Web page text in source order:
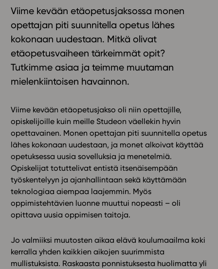
Suosittelut
Ohjevideot
Oppikirjailijat
Tiimi
Tietoa meistä
Eettiset periaatteet tekoälyn käyttöön
Tilaa uutiskirje
Ota yhteyttä
In English
Viime kevään etäopetusjaksossa monen
opettajan piti suunnitella opetus lähes
kokonaan uudestaan. Mitkä olivat
etäopetusvaiheen tärkeimmät opit?
Tutkimme asiaa ja teimme muutaman
mielenkiintoisen havainnon.
Viime kevään etäopetusjakso oli niin opettajille,
opiskelijoille kuin meille Studeon väellekin hyvin
opettavainen. Monen opettajan piti suunnitella opetus
lähes kokonaan uudestaan, ja monet alkoivat käyttää
opetuksessa uusia sovelluksia ja menetelmiä.
Opiskelijat totuttelivat entistä itsenäisempään
työskentelyyn ja ajanhallintaan sekä käyttämään
teknologiaa aiempaa laajemmin. Myös
oppimistehtävien luonne muuttui nopeasti – oli
opittava uusia oppimisen taitoja.
Jo valmiiksi muutosten aikaa elävä koulumaailma koki
kerralla yhden kaikkien aikojen suurimmista
mullistuksista. Raskaasta ponnistuksesta huolimatta yli